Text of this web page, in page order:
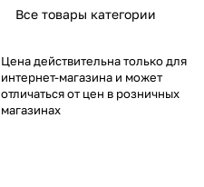
Все товары категории
Цена действительна только для
интернет-магазина и может
отличаться от цен в розничных
магазинах